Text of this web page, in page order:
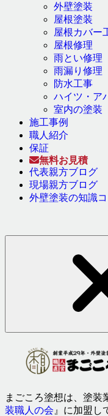
外壁塗装
屋根塗装
屋根カバー
屋根修理
雨とい修理
雨漏り修理
防水工事
ハイツ・ア
室内の塗装
施工事例
職人紹介
保証
無料お見積
代表親方ブログ
現場親方ブログ
外壁塗装の知識
まごころ塗想は、塗装
装職人の会 』に加盟し